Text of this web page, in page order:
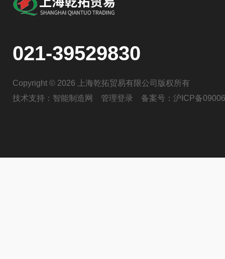
021-39529830
Copyright © 2026 上海乾拓贸易有限公司版权所有
技术支持： 智能制造网 管理登录 备案号： 沪ICP备